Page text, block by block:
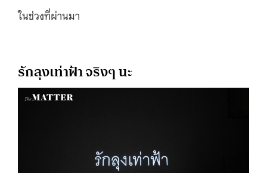
ในช่วงที่ผ่านมา
รักลุงเท่าฟ้า จริงๆ นะ